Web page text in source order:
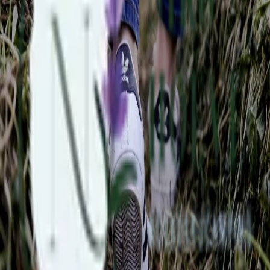
Terug
Pas op voor fietsdiefstal... Fietsen (ook binnen) op slot en
vastmaken aan elkaar. Accu verwijderen.
Fiets- en wandelroutes
Fietsroutes